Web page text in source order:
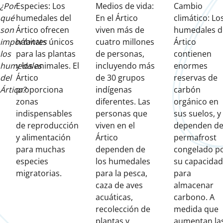
¿Por
qué
son
importantes
los
humedales
del
Ártico?
Especies: Los
humedales del
Ártico ofrecen
hábitats únicos
para las plantas
y los animales. El
Ártico
proporciona
zonas
indispensables
de reproducción
y alimentación
para muchas
especies
migratorias.
Medios de vida:
En el Ártico
viven más de
cuatro millones
de personas,
incluyendo más
de 30 grupos
indígenas
diferentes. Las
personas que
viven en el
Ártico
dependen de
los humedales
para la pesca,
caza de aves
acuáticas,
recolección de
Cambio
climático:
humedales
Ártico
contienen
enormes
reservas de
carbón
orgánico en
sus suelos, y
dependen de
permafrost
congelado
su capacidad
para
almacenar
carbono. A
medida que